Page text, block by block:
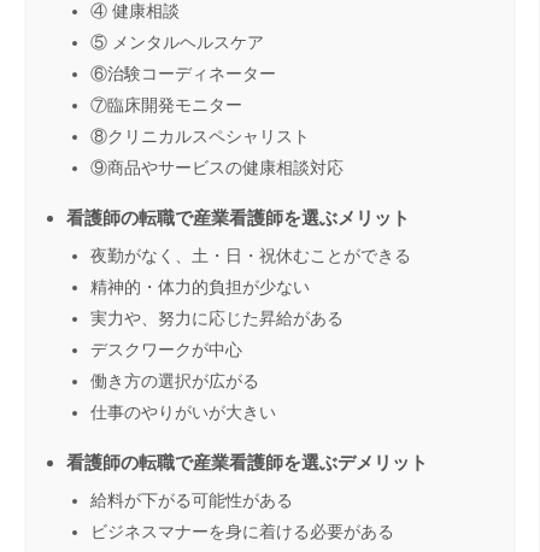
④ 健康相談
⑤ メンタルヘルスケア
⑥治験コーディネーター
⑦臨床開発モニター
⑧クリニカルスペシャリスト
⑨商品やサービスの健康相談対応
看護師の転職で産業看護師を選ぶメリット
夜勤がなく、土・日・祝休むことができる
精神的・体力的負担が少ない
実力や、努力に応じた昇給がある
デスクワークが中心
働き方の選択が広がる
仕事のやりがいが大きい
看護師の転職で産業看護師を選ぶデメリット
給料が下がる可能性がある
ビジネスマナーを身に着ける必要がある